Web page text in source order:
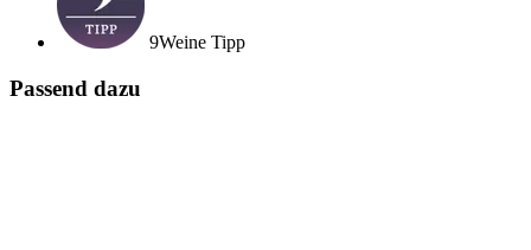
9Weine Tipp
Passend dazu